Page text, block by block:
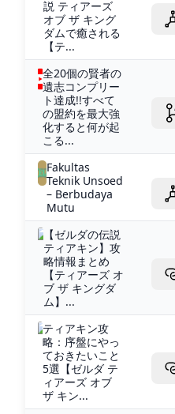
説 ティアーズ
オブ ザ キング
ダムで癒される
【テ...
全20個の賢者の
遺志コンプリー
ト達成!!すべて
の盟約を最大強
化すると何が起
こる...
Fakultas
Teknik Unsoed
– Berbudaya
Mutu
【ゼルダの伝説
ティアキン】攻
略情報まとめ
【ティアーズ オ
ブ ザ キングダ
ム】...
ティアキン攻
略：序盤にやっ
ておきたいこと
5選【ゼルダ テ
ィアーズ オブ
ザ キン...